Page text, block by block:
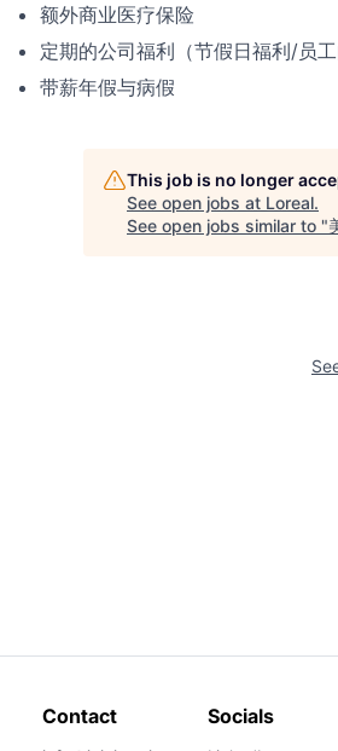
额外商业医疗保险
定期的公司福利（节假日福利/员工
带薪年假与病假
This job is no longer
See open jobs at Loreal.
See open jobs similar to "
Contact Socials